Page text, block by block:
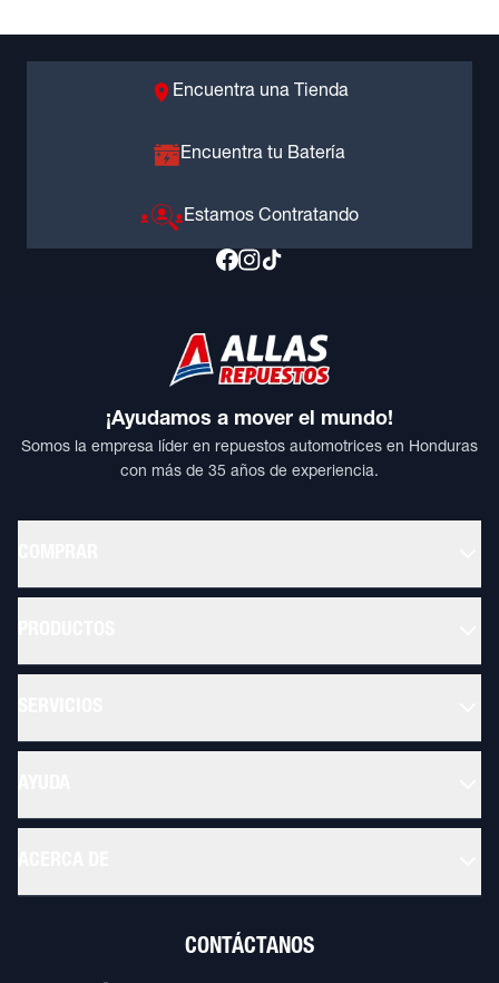
Encuentra una Tienda
Encuentra tu Batería
Estamos Contratando
¡Ayudamos a mover el mundo!
Somos la empresa líder en repuestos automotrices en Honduras
con más de 35 años de experiencia.
CONTÁCTANOS